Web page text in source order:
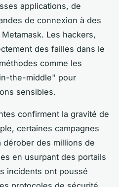
applications, de
de connexion à des
Les hackers,
des failles dans le
comme les
the-middle" pour
sensibles.
confirment la gravité de
certaines campagnes
des millions de
en usurpant des portails
incidents ont poussé